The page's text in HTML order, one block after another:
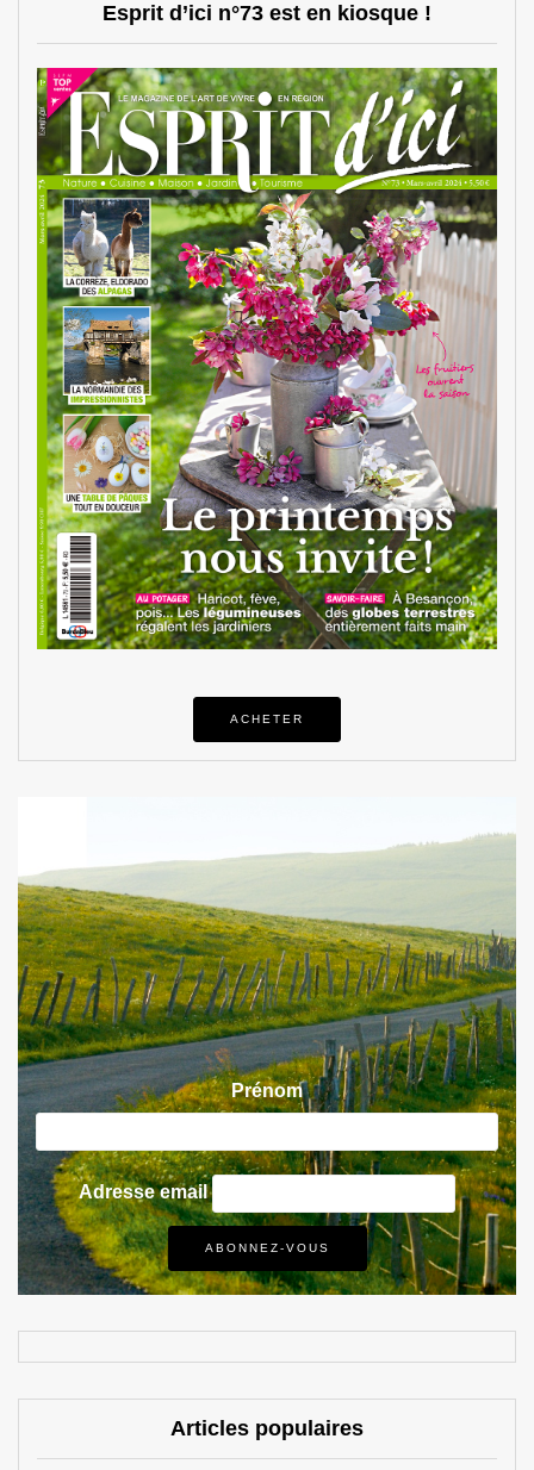
Esprit d’ici n°73 est en kiosque !
ACHETER
Prénom
Adresse email
Articles populaires